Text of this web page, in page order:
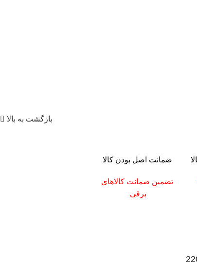
بازگشت به بالا
ضمانت اصل بودن کالا
تضمین ضمانت کالاهای
برقی